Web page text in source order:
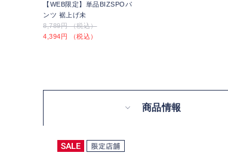
【WEB限定】単品BIZSPOパ
ンツ 裾上げ未
8,789円 （税込）
4,394円 （税込）
商品情報